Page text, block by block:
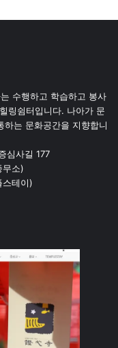
수행하고 학습하고 봉사
링쉼터입니다. 나아가 문
는 문화공간을 지향합니
심사길 177
무소)
스테이)